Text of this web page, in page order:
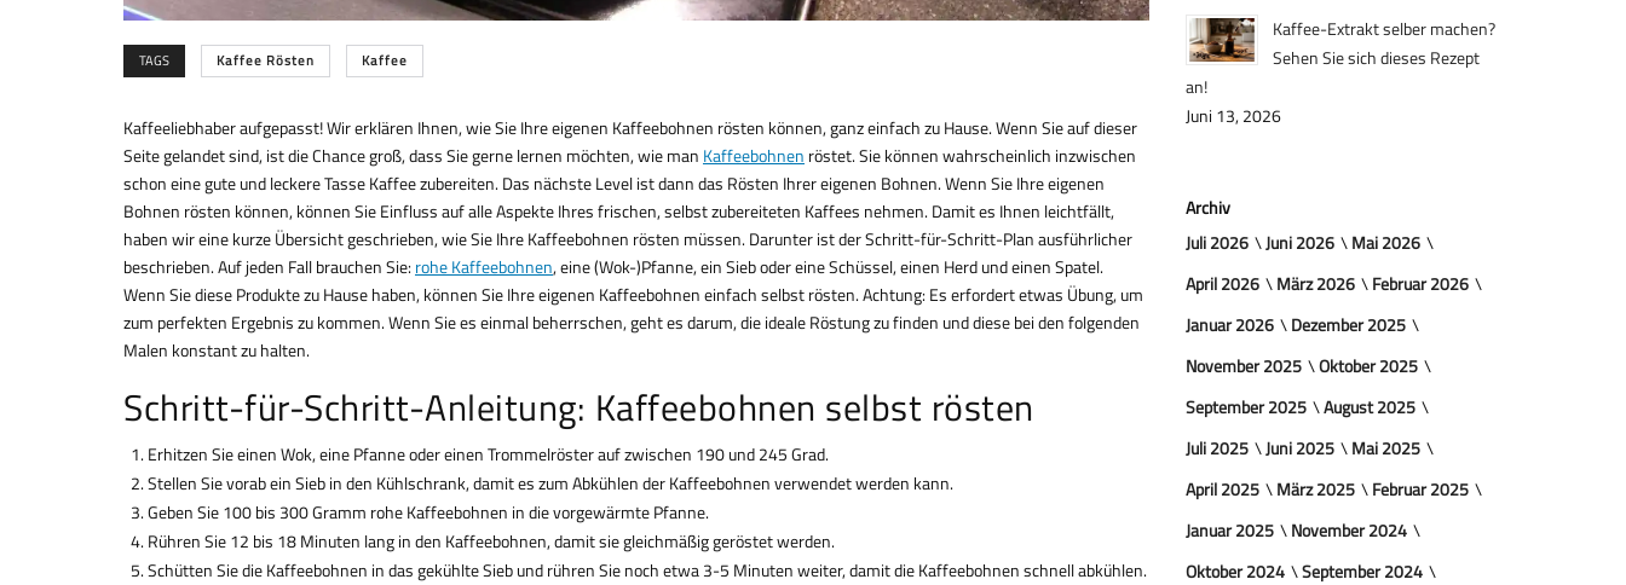
TAGS Kaffee Rösten Kaffee
Kaffeeliebhaber aufgepasst! Wir erklären Ihnen, wie Sie Ihre eigenen Kaffeebohnen rösten können, ganz einfach zu Hause. Wenn Sie auf dieser
Seite gelandet sind, ist die Chance groß, dass Sie gerne lernen möchten, wie man Kaffeebohnen röstet. Sie können wahrscheinlich inzwischen
schon eine gute und leckere Tasse Kaffee zubereiten. Das nächste Level ist dann das Rösten Ihrer eigenen Bohnen. Wenn Sie Ihre eigenen
Bohnen rösten können, können Sie Einfluss auf alle Aspekte Ihres frischen, selbst zubereiteten Kaffees nehmen. Damit es Ihnen leichtfällt,
haben wir eine kurze Übersicht geschrieben, wie Sie Ihre Kaffeebohnen rösten müssen. Darunter ist der Schritt-für-Schritt-Plan ausführlicher
beschrieben. Auf jeden Fall brauchen Sie: rohe Kaffeebohnen, eine (Wok-)Pfanne, ein Sieb oder eine Schüssel, einen Herd und einen Spatel.
Wenn Sie diese Produkte zu Hause haben, können Sie Ihre eigenen Kaffeebohnen einfach selbst rösten. Achtung: Es erfordert etwas Übung, um
zum perfekten Ergebnis zu kommen. Wenn Sie es einmal beherrschen, geht es darum, die ideale Röstung zu finden und diese bei den folgenden
Malen konstant zu halten.
Schritt-für-Schritt-Anleitung: Kaffeebohnen selbst rösten
Erhitzen Sie einen Wok, eine Pfanne oder einen Trommelröster auf zwischen 190 und 245 Grad.
Stellen Sie vorab ein Sieb in den Kühlschrank, damit es zum Abkühlen der Kaffeebohnen verwendet werden kann.
Geben Sie 100 bis 300 Gramm rohe Kaffeebohnen in die vorgewärmte Pfanne.
Rühren Sie 12 bis 18 Minuten lang in den Kaffeebohnen, damit sie gleichmäßig geröstet werden.
Schütten Sie die Kaffeebohnen in das gekühlte Sieb und rühren Sie noch etwa 3-5 Minuten weiter, damit die Kaffeebohnen schnell abkühlen.
Kaffee-Extrakt selber machen?
Sehen Sie sich dieses Rezept
an!
Juni 13, 2026
Archiv
Juli 2026
Juni 2026
Mai 2026
April 2026
März 2026
Februar 2026
Januar 2026
Dezember 2025
November 2025
Oktober 2025
September 2025
August 2025
Juli 2025
Juni 2025
Mai 2025
April 2025
März 2025
Februar 2025
Januar 2025
November 2024
Oktober 2024
September 2024